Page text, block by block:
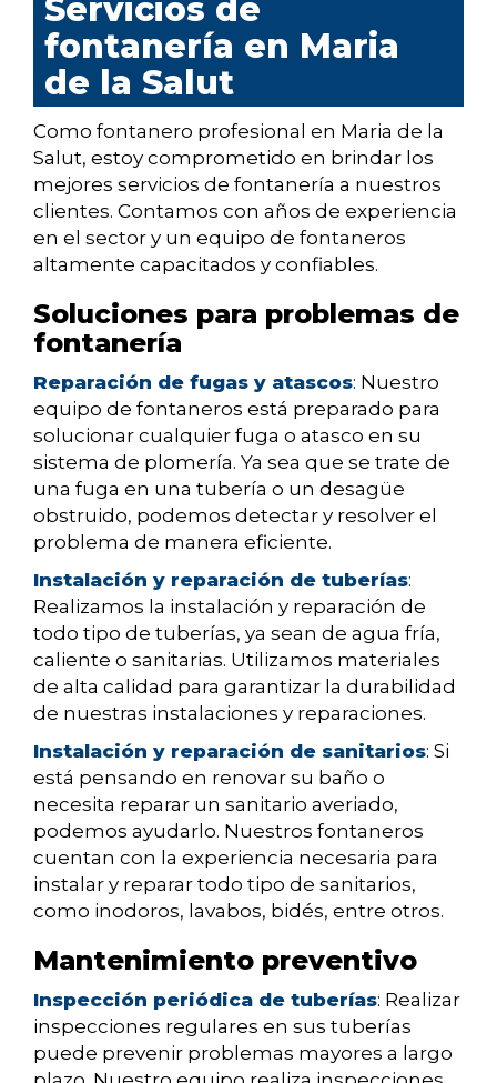
Servicios de
fontanería en Maria
de la Salut
Como fontanero profesional en Maria de la
Salut, estoy comprometido en brindar los
mejores servicios de fontanería a nuestros
clientes. Contamos con años de experiencia
en el sector y un equipo de fontaneros
altamente capacitados y confiables.
Soluciones para problemas de
fontanería
Reparación de fugas y atascos: Nuestro
equipo de fontaneros está preparado para
solucionar cualquier fuga o atasco en su
sistema de plomería. Ya sea que se trate de
una fuga en una tubería o un desagüe
obstruido, podemos detectar y resolver el
problema de manera eficiente.
Instalación y reparación de tuberías:
Realizamos la instalación y reparación de
todo tipo de tuberías, ya sean de agua fría,
caliente o sanitarias. Utilizamos materiales
de alta calidad para garantizar la durabilidad
de nuestras instalaciones y reparaciones.
Instalación y reparación de sanitarios: Si
está pensando en renovar su baño o
necesita reparar un sanitario averiado,
podemos ayudarlo. Nuestros fontaneros
cuentan con la experiencia necesaria para
instalar y reparar todo tipo de sanitarios,
como inodoros, lavabos, bidés, entre otros.
Mantenimiento preventivo
Inspección periódica de tuberías: Realizar
inspecciones regulares en sus tuberías
puede prevenir problemas mayores a largo